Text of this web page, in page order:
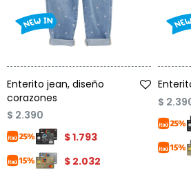
Enterito jean, diseño
corazones
$ 2.390
$1.793
$ 2.032
$